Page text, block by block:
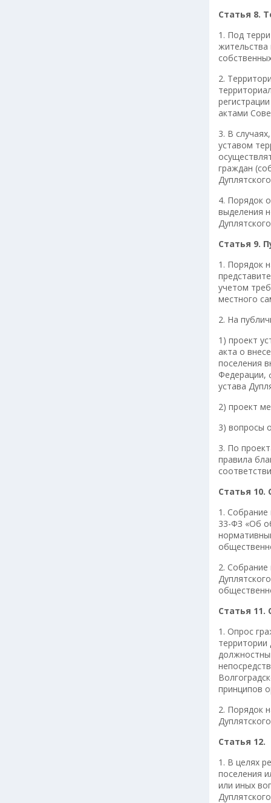
Статья 8.
1. Под
жительства
2.
актами
3. В
уставом
граждан
4. Порядок
выделения
Статья 9.
1. Порядок
учетом
местного
2. На
1) проект
акта о
поселения
Федерации,
устава
2) проект
3) вопросы
3. По
правила
Статья 10.
1.
33-ФЗ «Об
2. Собрание
Статья 11.
1. Опрос
территории
принципов
2. Порядок
Статья
1. В целях
поселения
или иных